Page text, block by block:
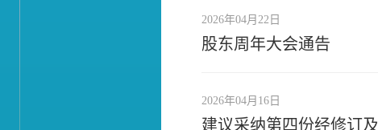
2026年04月22日
股东周年大会通告
2026年04月16日
建议采纳第四份经修订